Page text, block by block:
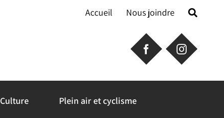
Accueil Nous joindre
Culture Plein air et cyclisme